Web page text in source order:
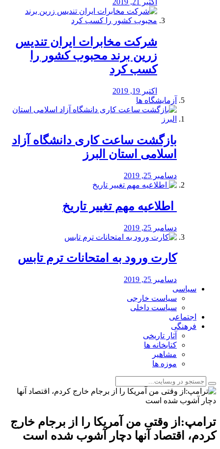
اکتبر 21, 2019
شرکت مخابرات ایران تندیس
زرین برند محبوب کشور را
کسب کرد
اکتبر 19, 2019
آزمایشگاه ها
بازگشت ساعت کاری دانشگاه آزاد
اسلامی استان البرز
دسامبر 25, 2019
️ اطلاعیه مهم تغییر تاریخ
دسامبر 25, 2019
کارت ورود به امتحانات ترم تابس
دسامبر 25, 2019
سیاسی
سیاست خارجی
سیاست داخلی
اجتماعی
فرهنگی
آثار تاریخی
کتابخانه ها
مشاهیر
موزه ها
ترامپ:از وقتی من آمریکا را از برجام خارج
کردم، اقتصاد آنها دچار آشوب شده است